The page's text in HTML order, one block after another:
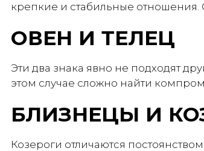
крепкие и стабильные отношения.
ОВЕН И ТЕЛЕЦ
Эти два знака явно не подходят
этом случае сложно найти
БЛИЗНЕЦЫ И
Козероги отличаются